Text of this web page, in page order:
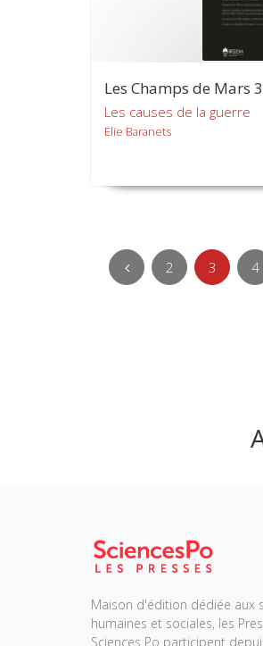
Les Champs de Mars
Les causes de la guerre
Elie Baranets
2 3 4
Maison d'édition dédiée aux
humaines et sociales, les
Sciences Po participent